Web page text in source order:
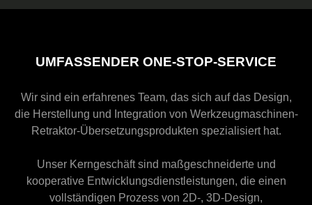
UMFASSENDER ONE-STOP-SERVICE
Wir sind ein erfahrenes Team, das sich auf das Design,
die Herstellung und Integration von Werkzeugmaschinen-
Retraktor-Übersetzungsprodukten spezialisiert hat.
Unser Kerngeschäft sind maßgeschneiderte und
kooperative Entwicklungsdienstleistungen, die einen
vollständigen Prozess von 2D-, 3D-Design,